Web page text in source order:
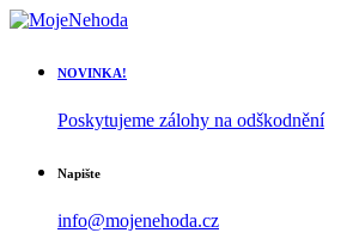
NOVINKA!
Poskytujeme zálohy na odškodnění
Napište
info@mojenehoda.cz